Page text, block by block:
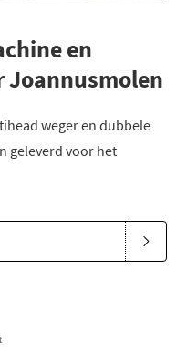
en
Joannusmolen
weger en dubbele
geleverd voor het